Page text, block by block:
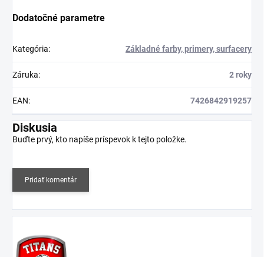
Dodatočné parametre
Kategória: Základné farby, primery, surfacery
Záruka: 2 roky
EAN: 7426842919257
Diskusia
Buďte prvý, kto napíše príspevok k tejto položke.
Pridať komentár